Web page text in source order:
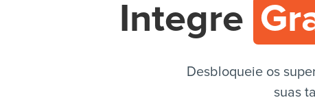
Integre
Desbloqueie os
suas